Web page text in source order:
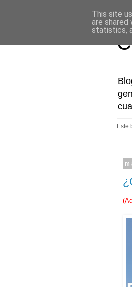
Este
(
This site
are
statistics,